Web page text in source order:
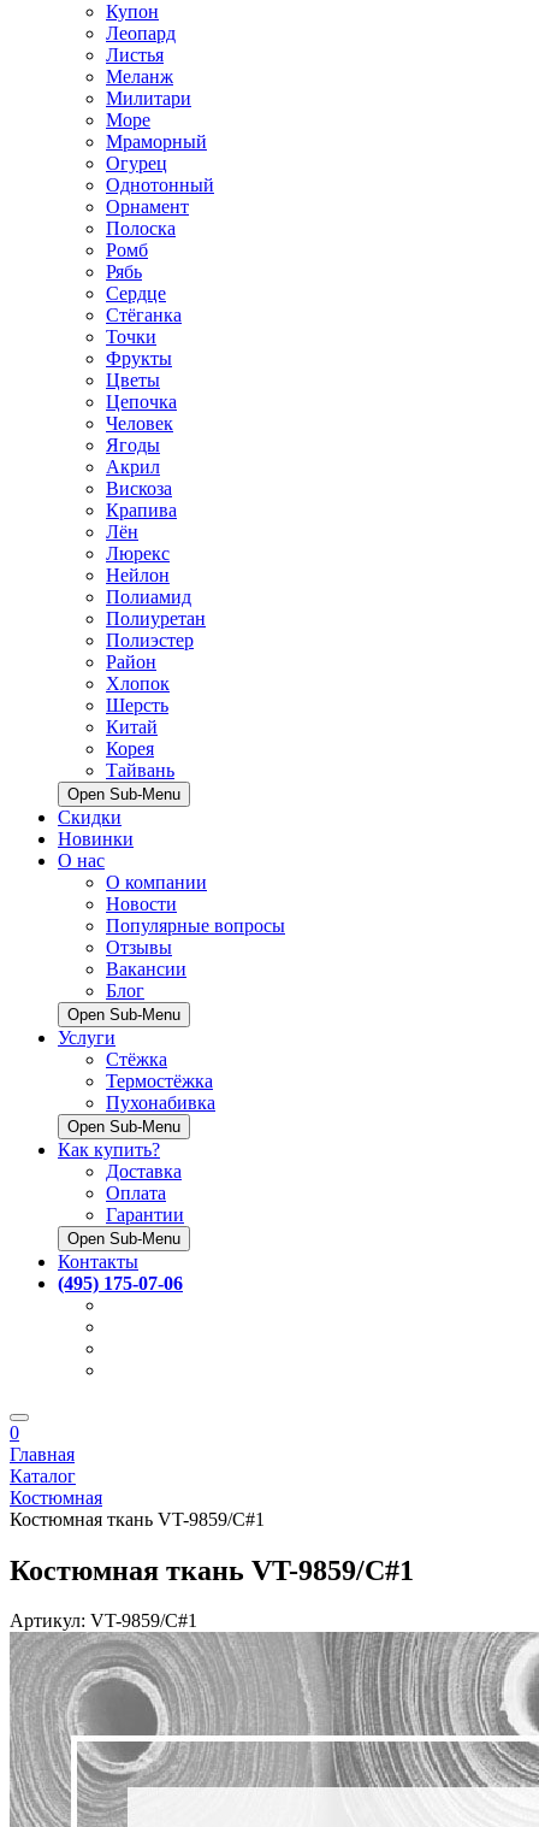
Купон
Леопард
Листья
Меланж
Милитари
Море
Мраморный
Огурец
Однотонный
Орнамент
Полоска
Ромб
Рябь
Сердце
Стёганка
Точки
Фрукты
Цветы
Цепочка
Человек
Ягоды
Акрил
Вискоза
Крапива
Лён
Люрекс
Нейлон
Полиамид
Полиуретан
Полиэстер
Район
Хлопок
Шерсть
Китай
Корея
Тайвань
Open Sub-Menu
Скидки
Новинки
О нас
О компании
Новости
Популярные вопросы
Отзывы
Вакансии
Блог
Open Sub-Menu
Услуги
Стёжка
Термостёжка
Пухонабивка
Open Sub-Menu
Как купить?
Доставка
Оплата
Гарантии
Open Sub-Menu
Контакты
(495) 175-07-06
0
Главная
Каталог
Костюмная
Костюмная ткань VT-9859/C#1
Костюмная ткань VT-9859/C#1
Артикул: VT-9859/C#1